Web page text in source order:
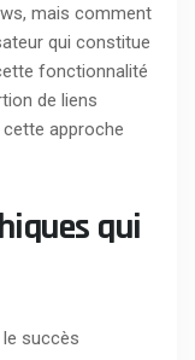
mais comment
qui constitue
fonctionnalité
de liens
approche
qui
le succès